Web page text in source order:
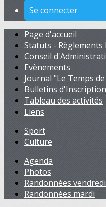
Se connecter
Page d'accueil
Statuts -
Conseil
Evènements
Journal "Le Temps
Bulletins d'Inscription
Tableau des activités
Liens
Sport
Culture
Agenda
Photos
Randonnées vendredi
Randonnées mardi